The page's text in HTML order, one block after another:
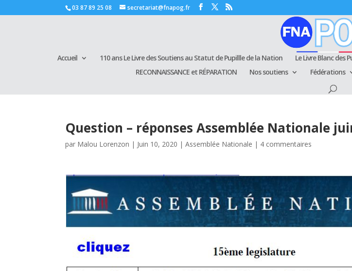
03 87 89 25 08 secretariat@fnapog.fr
Accueil 110 ans Le Livre des Soutiens au Statut de Pupillle de la Nation Le Livre Blanc des
RECONNAISSANCE et RÉPARATION
Nos soutiens Fédérations
Question – réponses Assemblée Nationale
par Malou Lorenzon | Juin 10, 2020 |Assemblée Nationale | 4 commentaires